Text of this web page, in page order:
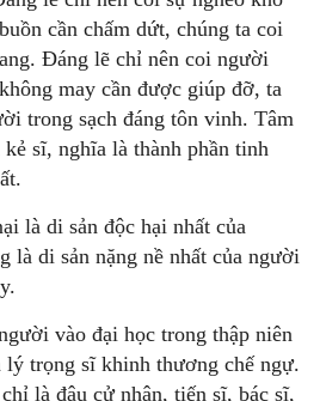
cần chấm dứt, chúng ta coi
Đáng lẽ chỉ nên coi người
may cần được giúp đỡ, ta
trong sạch đáng tôn vinh. Tâm
sĩ, nghĩa là thành phần tinh
là di sản độc hại nhất của
là di sản nặng nề nhất của người
vào đại học trong thập niên
lý trọng sĩ khinh thương chế ngự.
là đậu cử nhân, tiến sĩ, bác sĩ,